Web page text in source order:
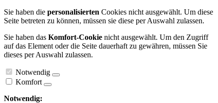
Sie haben die personalisierten Cookies nicht ausgewählt. Um diese
Seite betreten zu können, müssen sie diese per Auswahl zulassen.
Sie haben das Komfort-Cookie nicht ausgewählt. Um den Zugriff
auf das Element oder die Seite dauerhaft zu gewähren, müssen Sie
dieses per Auswahl zulassen.
Notwendig
Komfort
Notwendig: